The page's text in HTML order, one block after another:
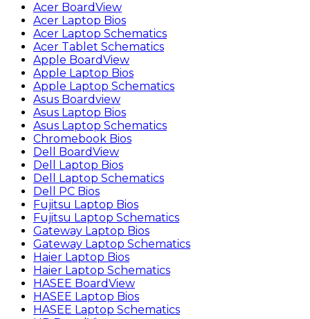
Acer BoardView
Acer Laptop Bios
Acer Laptop Schematics
Acer Tablet Schematics
Apple BoardView
Apple Laptop Bios
Apple Laptop Schematics
Asus Boardview
Asus Laptop Bios
Asus Laptop Schematics
Chromebook Bios
Dell BoardView
Dell Laptop Bios
Dell Laptop Schematics
Dell PC Bios
Fujitsu Laptop Bios
Fujitsu Laptop Schematics
Gateway Laptop Bios
Gateway Laptop Schematics
Haier Laptop Bios
Haier Laptop Schematics
HASEE BoardView
HASEE Laptop Bios
HASEE Laptop Schematics